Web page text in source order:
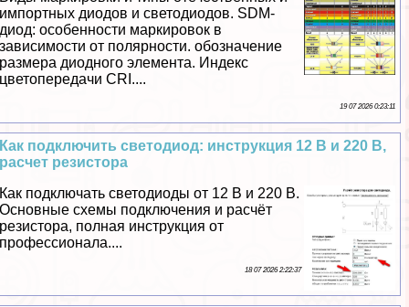
импортных диодов и светодиодов. SDM-
диод: особенности маркировок в
зависимости от полярности. обозначение
размера диодного элемента. Индекс
цветопередачи CRI....
19 07 2026 0:23:11
Как подключить светодиод: инструкция 12 В и 220 В,
расчет резистора
Как подключать светодиоды от 12 В и 220 В.
Основные схемы подключения и расчёт
резистора, полная инструкция от
профессионала....
18 07 2026 2:22:37